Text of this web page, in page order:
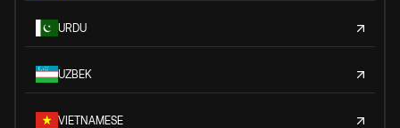
URDU
UZBEK
VIETNAMESE